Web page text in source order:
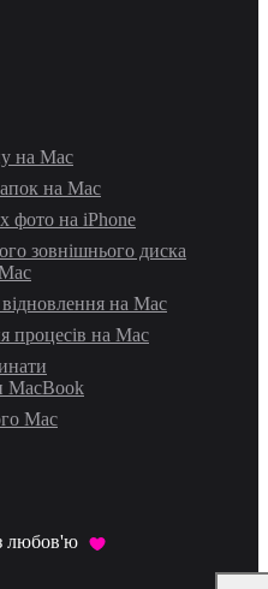
на Mac
на Mac
фото на iPhone
зовнішнього диска
на Mac
процесів на Mac
MacBook
Mac
любов'ю